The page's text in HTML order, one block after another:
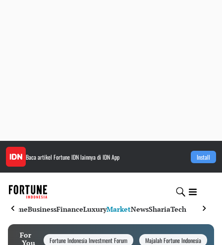
Baca artikel Fortune IDNlainnya di IDN App Install
HomeBusinessFinanceLuxuryMarketNewsShariaTech
For
You
Fortune Indonesia Investment Forum Majalah Fortune Indonesia